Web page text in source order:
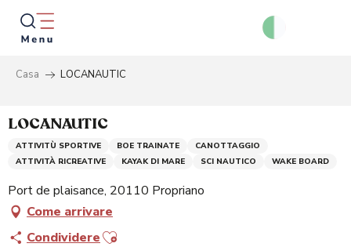
Aller
contenu
principal
Casa LOCANAUTIC
LOCANAUTIC
ATTIVITÙ SPORTIVE BOE TRAINATE
CANOTTAGGIO
ATTIVITÀ RICREATIVE
KAYAK DI MARE SCI NAUTICO WAKE BOARD
Port de plaisance, 20110 Propriano
Come arrivare
CondividereAjouter aux favoris